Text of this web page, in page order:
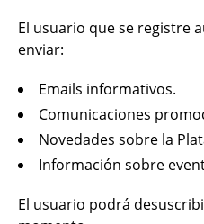
El usuario que se registre
enviar:
Emails informativos.
Comunicaciones
Novedades sobre la
Información sobre
El usuario podrá